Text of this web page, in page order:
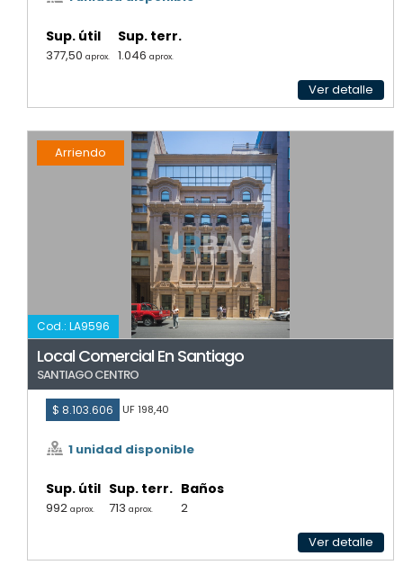
Sup. útil
377,50 aprox.
Sup. terr.
1.046aprox.
Ver detalle
Arriendo
Cod.: LA9596
Local Comercial En Santiago
SANTIAGO CENTRO
$ 8.103.606 UF 198,40
1 unidad disponible
Sup. útil
992 aprox.
Sup. terr.
713aprox.
Baños
2
Ver detalle